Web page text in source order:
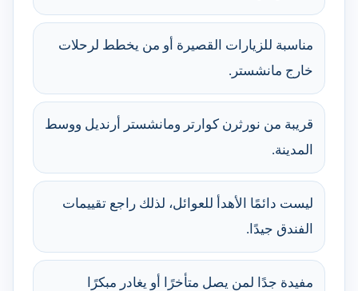
مناسبة للزيارات القصيرة أو من يخطط لرحلات
خارج مانشستر.
قريبة من نورثرن كوارتر ومانشستر أرنديل ووسط
المدينة.
ليست دائمًا الأهدأ للعوائل، لذلك راجع تقييمات
الفندق جيدًا.
مفيدة جدًا لمن يصل متأخرًا أو يغادر مبكرًا